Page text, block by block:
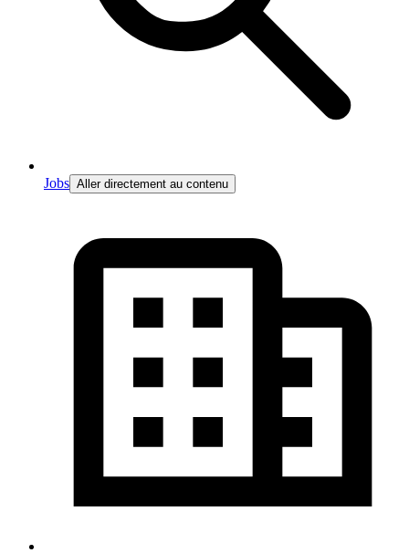
Jobs Aller directement au contenu